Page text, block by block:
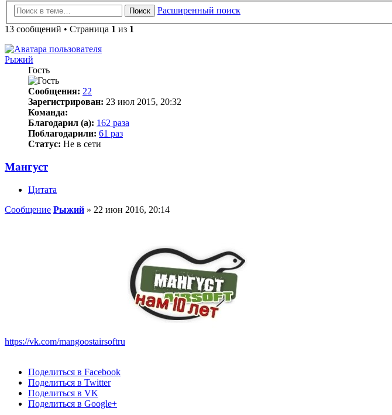
Поиск
Расширенный поиск
13 сообщений • Страница 1 из 1
Рыжий
Гость
Сообщения: 22
Зарегистрирован: 23 июл 2015, 20:32
Команда:
Благодарил (а): 162 раза
Поблагодарили: 61 раз
Статус: Не в сети
Мангуст
Цитата
Сообщение Рыжий » 22 июн 2016, 20:14
https://vk.com/mangoostairsoftru
Поделиться в Facebook
Поделиться в Twitter
Поделиться в VK
Поделиться в Google+